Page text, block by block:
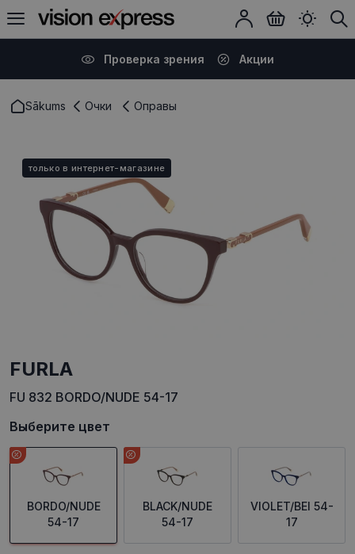
Проверка зрения Акции
Sākums Очки Оправы
только в интернет-магазине
FURLA
FU 832 BORDO/NUDE 54-17
Выберите цвет
BORDO/NUDE
54-17
BLACK/NUDE
54-17
VIOLET/BEI 54-
17